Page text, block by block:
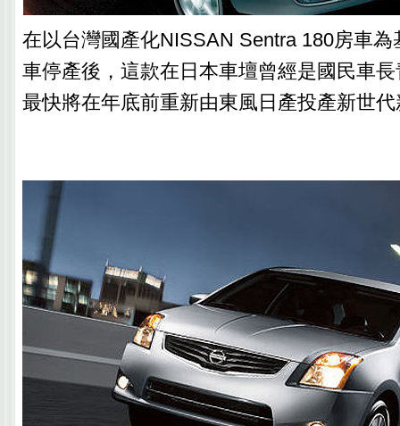
在以台灣國產化NISSAN Sentra 180房車
車停產後，這款在日本車壇曾經是國民車
最快將在年底前重新由東風日產投產新世